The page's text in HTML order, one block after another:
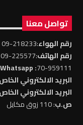
تواصل معنا
رقم الهواء:218233-09
رقم الهاتف:225577-09
70-959111
: Whatsapp
البريد الالكتروني الخاص
البريد الالكتروني
ص.ب: 110 زوق مكايل